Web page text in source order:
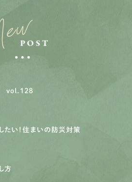
POST
vol.128
たい！住まいの防災対策
方